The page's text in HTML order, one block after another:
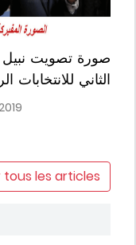
صورة تصويت نبيل
الثاني
tous les articles